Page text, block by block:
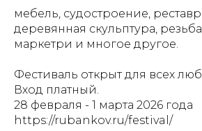
мебель, судостроение,
деревянная скульптура,
маркетри и многое другое.
Фестиваль открыт для всех
Вход платный.
28 февраля - 1 марта 2026 года
https://rubankov.ru/festival/